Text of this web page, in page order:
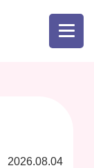
2026.08.04